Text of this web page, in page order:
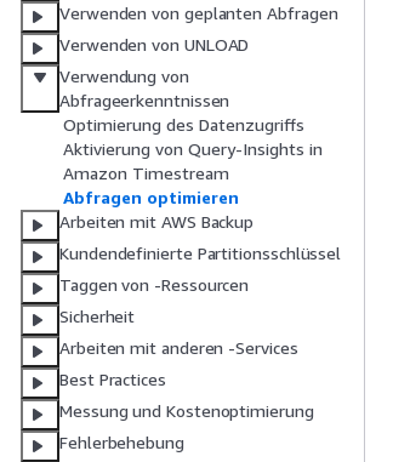
Verwenden von geplanten Abfragen
Verwenden von UNLOAD
Verwendung von
Abfrageerkenntnissen
Optimierung des Datenzugriffs
Aktivierung von Query-Insights in
Amazon Timestream
Abfragen optimieren
Arbeiten mit AWS Backup
Kundendefinierte Partitionsschlüssel
Taggen von -Ressourcen
Sicherheit
Arbeiten mit anderen -Services
Best Practices
Messung und Kostenoptimierung
Fehlerbehebung